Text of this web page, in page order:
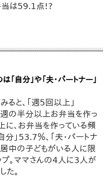
当は59.1点!?
自分」や「夫・パートナー」
ると、「週5回以上」
週の半分以上お弁当を作っ
に、お弁当を作っている頻
」53.7％、「夫・パートナ
居中の子どもがいる人に限
プ。ママさんの4人に3人が
た。